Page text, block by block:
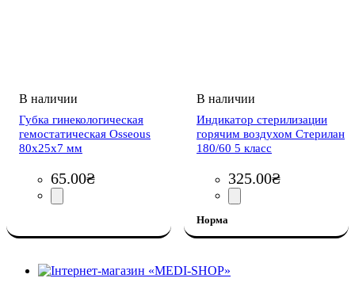
Губка гинекологическая
гемостатическая Osseous
80x25x7 мм
65.00₴
Индикатор стерилизации
горячим воздухом Стерилан
180/60 5 класс
325.00₴
Норма